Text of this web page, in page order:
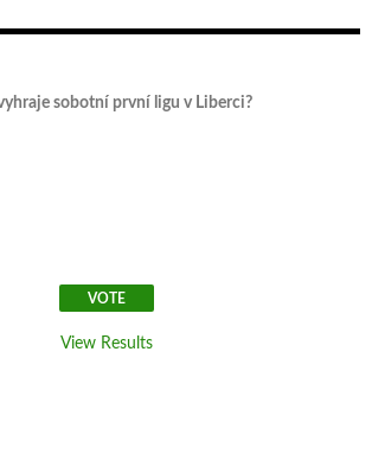
sobotní první ligu v Liberci?
View Results